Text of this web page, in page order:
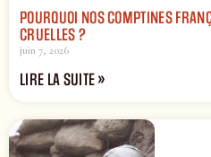
POURQUOI NOS COMPTINES
CRUELLES ?
juin 7, 2026
LIRE LA SUITE »